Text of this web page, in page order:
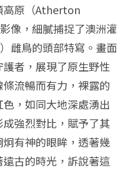
高原（Atherton
像，細膩捕捉了澳洲灌
雌鳥的頭部特寫。畫面
者，展現了原生野性
流暢而有力，裸露的
，如同大地深處湧出
強烈對比，賦予了其
有神的眼眸，透著幾
古的時光，訴說著這